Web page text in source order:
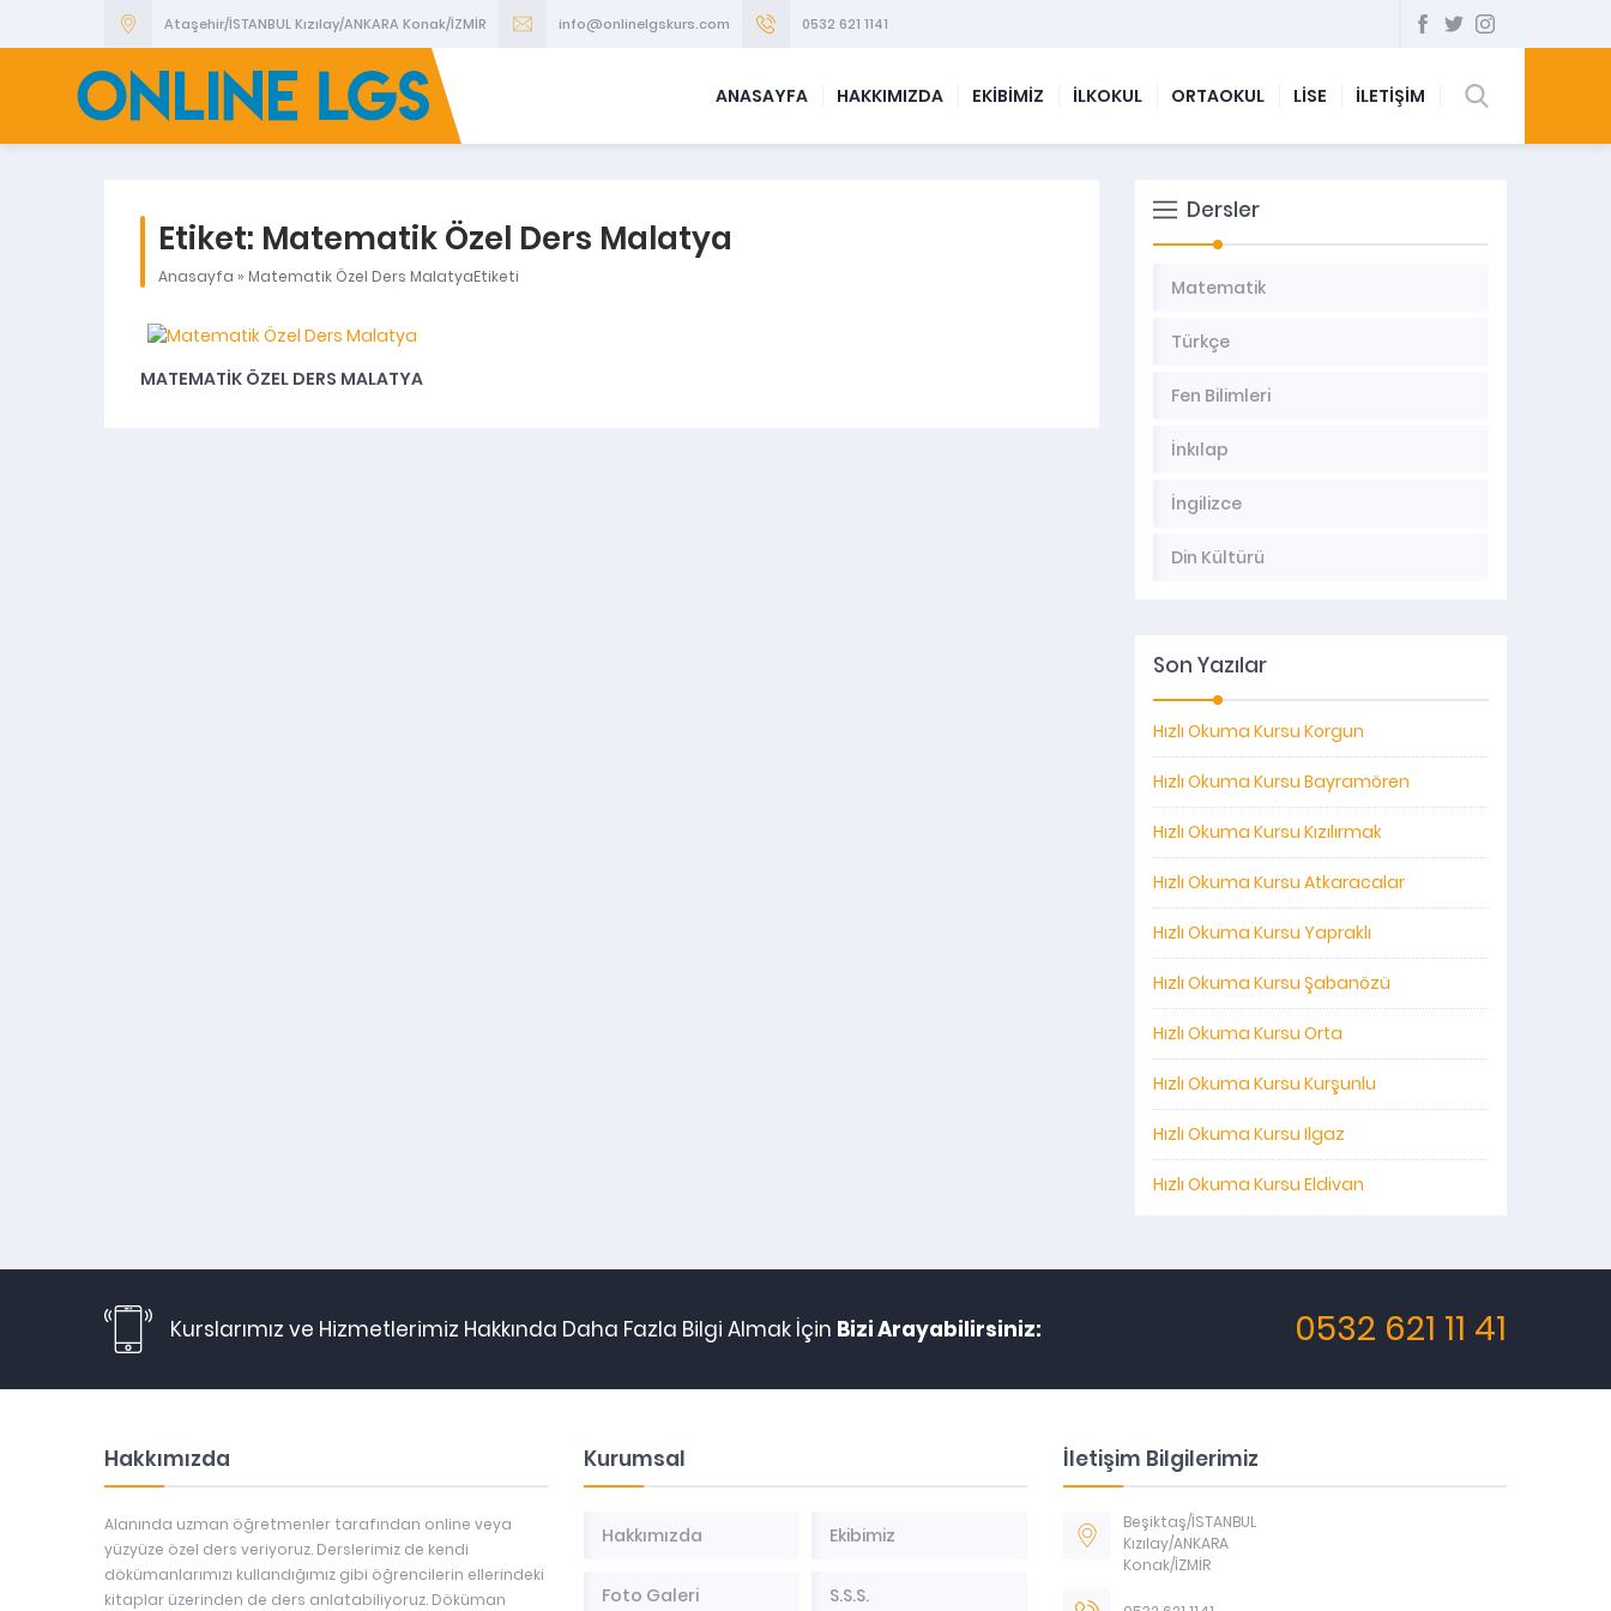
Ataşehir/İSTANBUL Kızılay/ANKARA Konak/İZMİR info@onlinelgskurs.com 0532 621 1141
ANASAYFA HAKKIMIZDA EKİBİMİZ İLKOKUL ORTAOKUL LİSE İLETİŞİM
Etiket: Matematik Özel Ders Malatya
Anasayfa » Matematik Özel Ders MalatyaEtiketi
MATEMATIK ÖZEL DERS MALATYA
Dersler
Matematik
Türkçe
Fen Bilimleri
İnkılap
İngilizce
Din Kültürü
Son Yazılar
Hızlı Okuma Kursu Korgun
Hızlı Okuma Kursu Bayramören
Hızlı Okuma Kursu Kızılırmak
Hızlı Okuma Kursu Atkaracalar
Hızlı Okuma Kursu Yapraklı
Hızlı Okuma Kursu Şabanözü
Hızlı Okuma Kursu Orta
Hızlı Okuma Kursu Kurşunlu
Hızlı Okuma Kursu Ilgaz
Hızlı Okuma Kursu Eldivan
Kurslarımız ve Hizmetlerimiz Hakkında Daha Fazla Bilgi Almak İçin Bizi Arayabilirsiniz: 0532 621 11 41
Hakkımızda
Alanında uzman öğretmenler tarafından online veya
yüzyüze özel ders veriyoruz. Derslerimiz de kendi
dökümanlarımızı kullandığımız gibi öğrencilerin ellerindeki
kitaplar üzerinden de ders anlatabiliyoruz. Döküman
Kurumsal
Hakkımızda Ekibimiz
Foto Galeri S.S.S.
İletişim Bilgilerimiz
Beşiktaş/İSTANBUL
Kızılay/ANKARA
Konak/İZMİR